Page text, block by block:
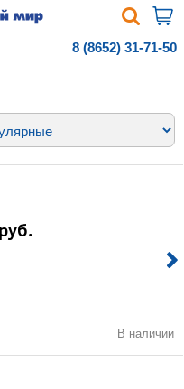
8 (8652) 31-71-50
руб.
В наличии